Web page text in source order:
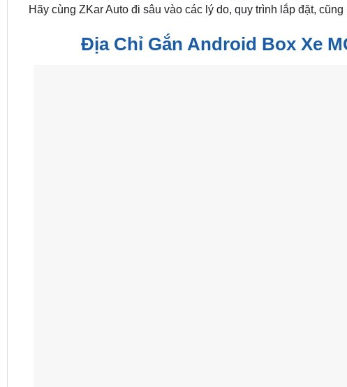
Hãy cùng ZKar Auto đi sâu vào các lý do, quy trình lắp đặt,
Địa Chỉ Gắn Android Box Xe